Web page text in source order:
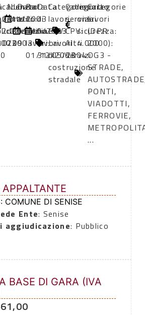
2003
11/2003
Numero
atto:
determina
209
Data
atto:
01/10/2003
Data
di
inizio
lavori:
01/12/2003
Data
di
fine
lavori:
31/05/2004
Categoria
lavori
CPV:
Lavori
di
costruzione
stradale
Categoria
servizi
CPV:
Altri
servizi
Importo
oneri
sicurezza:
4.000
Categorie
lavori
(DPR
2000):
OG3 -
STRADE,
PONTI,
VIADOTTI,
FERROVIE,
...
: COMUNE DI SENISE
Ente: Senise
aggiudicazione: Pubblico
BASE DI GARA (IVA